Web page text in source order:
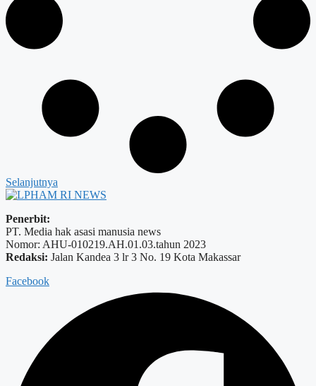
Selanjutnya
Penerbit:
PT. Media hak asasi manusia news
Nomor: AHU-010219.AH.01.03.tahun 2023
Redaksi: Jalan Kandea 3 lr 3 No. 19 Kota Makassar
Facebook